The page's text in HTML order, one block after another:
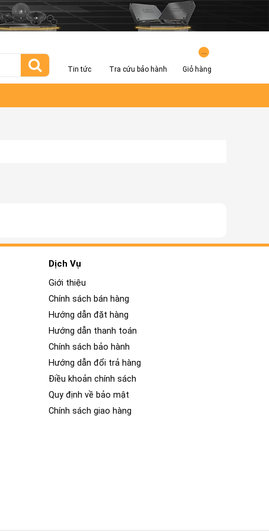
Tin tức Tra cứu bảo hành Giỏ hàng
Dịch Vụ
Giới thiệu
Chính sách bán hàng
Hướng dẫn đặt hàng
Hướng dẫn thanh toán
Chính sách bảo hành
Hướng dẫn đổi trả hàng
Điều khoản chính sách
Quy định về bảo mật
Chính sách giao hàng